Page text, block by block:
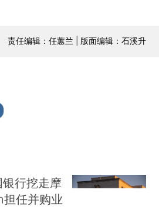
责任编辑：任蕙兰 | 版面编辑：石溪升
银行挖走摩
任并购业